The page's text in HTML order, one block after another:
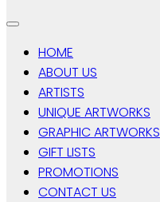
HOME
ABOUT US
ARTISTS
UNIQUE ARTWORKS
GRAPHIC ARTWORKS
GIFT LISTS
PROMOTIONS
CONTACT US